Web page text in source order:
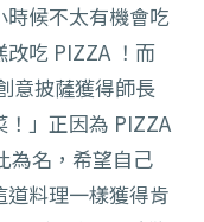
候不太有機會吃
吃 PIZZA ！而
意披薩獲得師長
」正因為 PIZZA
為名，希望自己
料理一樣獲得肯